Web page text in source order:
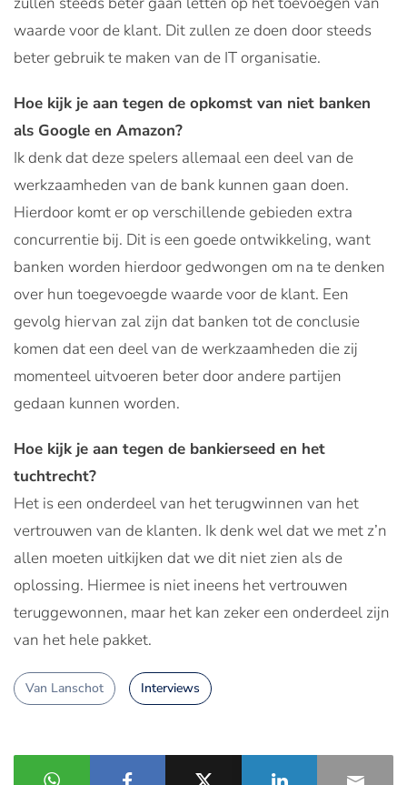
waarde voor de klant. Dit zullen ze doen door steeds
beter gebruik te maken van de IT organisatie.
Hoe kijk je aan tegen de opkomst van niet banken
als Google en Amazon?
Ik denk dat deze spelers allemaal een deel van de
werkzaamheden van de bank kunnen gaan doen.
Hierdoor komt er op verschillende gebieden extra
concurrentie bij. Dit is een goede ontwikkeling, want
banken worden hierdoor gedwongen om na te denken
over hun toegevoegde waarde voor de klant. Een
gevolg hiervan zal zijn dat banken tot de conclusie
komen dat een deel van de werkzaamheden die zij
momenteel uitvoeren beter door andere partijen
gedaan kunnen worden.
Hoe kijk je aan tegen de bankierseed en het
tuchtrecht?
Het is een onderdeel van het terugwinnen van het
vertrouwen van de klanten. Ik denk wel dat we met z’n
allen moeten uitkijken dat we dit niet zien als de
oplossing. Hiermee is niet ineens het vertrouwen
teruggewonnen, maar het kan zeker een onderdeel zijn
van het hele pakket.
Van Lanschot Interviews